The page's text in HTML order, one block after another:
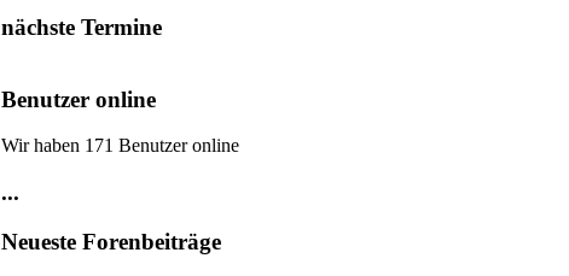
nächste Termine
Benutzer online
Wir haben 171 Benutzer online
...
Neueste Forenbeiträge